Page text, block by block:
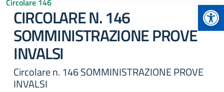
Circolare 146
CIRCOLARE N. 146
SOMMINISTRAZIONE PROVE
INVALSI
Circolare n. 146 SOMMINISTRAZIONE PROVE
INVALSI